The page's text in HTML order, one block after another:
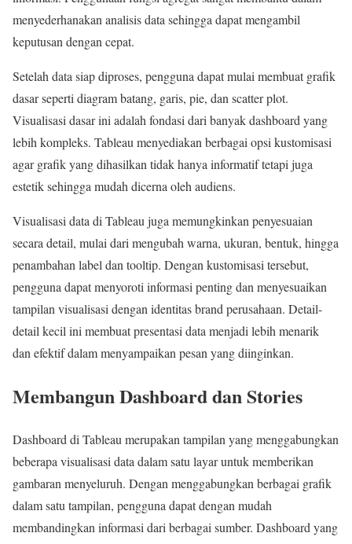
menyederhanakan analisis data sehingga dapat mengambil
keputusan dengan cepat.
Setelah data siap diproses, pengguna dapat mulai membuat grafik
dasar seperti diagram batang, garis, pie, dan scatter plot.
Visualisasi dasar ini adalah fondasi dari banyak dashboard yang
lebih kompleks. Tableau menyediakan berbagai opsi kustomisasi
agar grafik yang dihasilkan tidak hanya informatif tetapi juga
estetik sehingga mudah dicerna oleh audiens.
Visualisasi data di Tableau juga memungkinkan penyesuaian
secara detail, mulai dari mengubah warna, ukuran, bentuk, hingga
penambahan label dan tooltip. Dengan kustomisasi tersebut,
pengguna dapat menyoroti informasi penting dan menyesuaikan
tampilan visualisasi dengan identitas brand perusahaan. Detail-
detail kecil ini membuat presentasi data menjadi lebih menarik
dan efektif dalam menyampaikan pesan yang diinginkan.
Membangun Dashboard dan Stories
Dashboard di Tableau merupakan tampilan yang menggabungkan
beberapa visualisasi data dalam satu layar untuk memberikan
gambaran menyeluruh. Dengan menggabungkan berbagai grafik
dalam satu tampilan, pengguna dapat dengan mudah
membandingkan informasi dari berbagai sumber. Dashboard yang